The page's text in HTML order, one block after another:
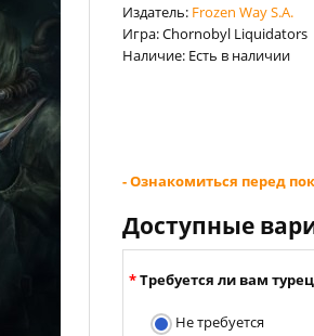
Издатель: Frozen Way S.A.
Игра: Chornobyl Liquidators
Наличие: Есть в наличии
- Ознакомиться перед
Доступные
Требуется ли вам
Не требуется